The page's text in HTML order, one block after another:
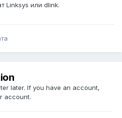
Linksys или dlink.
later. If you have an account,
account.